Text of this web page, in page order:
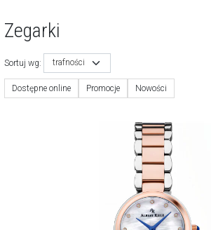
Zegarki
Sortuj wg: trafności
Dostępne online Promocje Nowości